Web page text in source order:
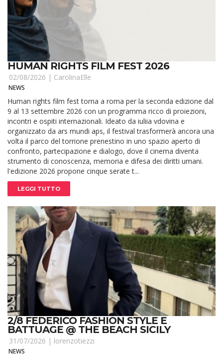
HUMAN RIGHTS FILM FEST 2026
02/08/2026 | CarolinaElle
NEWS
Human rights film fest torna a roma per la seconda edizione dal
9 al 13 settembre 2026 con un programma ricco di proiezioni,
incontri e ospiti internazionali. Ideato da iuliia vdovina e
organizzato da ars mundi aps, il festival trasformerà ancora una
volta il parco del torrione prenestino in uno spazio aperto di
confronto, partecipazione e dialogo, dove il cinema diventa
strumento di conoscenza, memoria e difesa dei diritti umani.
l'edizione 2026 propone cinque serate t...
LEGGI TUTTO
2/8 FEDERICO FASHION STYLE E
BATTUAGE @ THE BEACH SICILY
31/07/2026 | lorenzotiezzi
NEWS